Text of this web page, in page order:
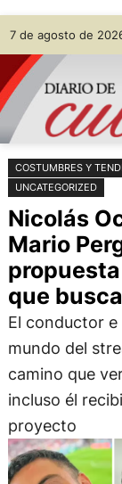
Saltar
al
contenido
Skip
to
content
7 de agosto de
COSTUMBRES Y
UNCATEGORIZED
Nicolás
Mario
que
El conductor
mundo del
camino que
incluso él
proyecto